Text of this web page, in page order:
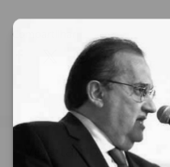
Veja também